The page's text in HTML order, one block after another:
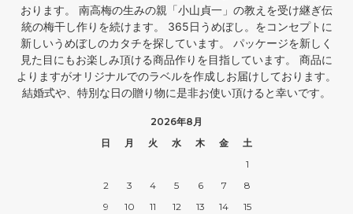
おります。 南高梅の生みの親「小山貞一」の教えを受け継ぎ伝
統の梅干し作りを続けます。 365日うめぼし。をコンセプトに
新しいうめぼしのカタチを探しています。 パッケージを新しく
見た目にもお楽しみ頂ける商品作りを目指しています。 商品に
よりますがオリジナルでのラベルを作成しお届けしております。
結婚式や、特別な日の贈り物に是非お使い頂けると幸いです。
2026年8月
日
月 火 水 木 金
土
1
2
3 4 5 6 7
8
9
10 11 12 13 14
15